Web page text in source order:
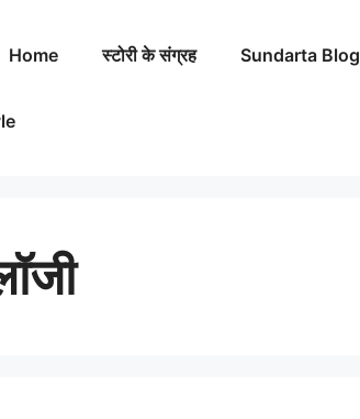
Home स्टोरी के संग्रह Sundarta Blog